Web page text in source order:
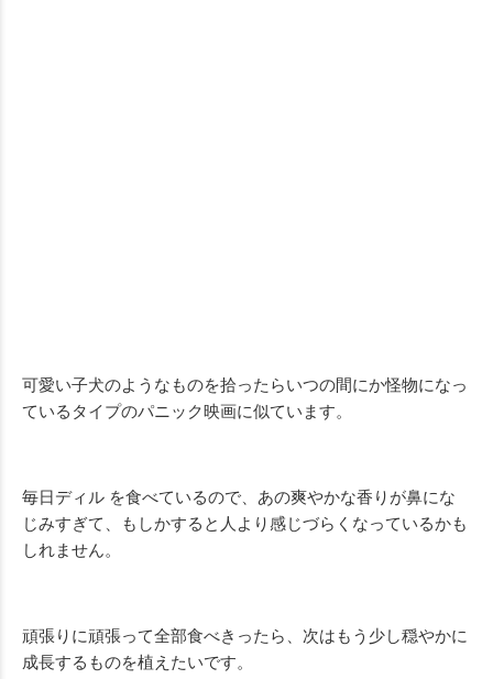
可愛い子犬のようなものを拾ったらいつの間にか怪物になっ
ているタイプのパニック映画に似ています。
毎日ディル を食べているので、あの爽やかな香りが鼻にな
じみすぎて、もしかすると人より感じづらくなっているかも
しれません。
頑張りに頑張って全部食べきったら、次はもう少し穏やかに
成長するものを植えたいです。